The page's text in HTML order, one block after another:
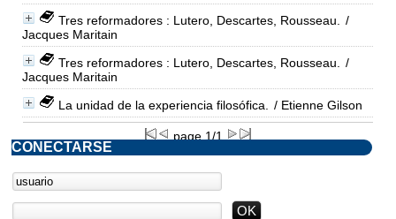
Tres reformadores : Lutero, Descartes, Rousseau.
/
Jacques Maritain
Tres reformadores : Lutero, Descartes, Rousseau.
/
Jacques Maritain
La unidad de la experiencia filosófica.
/ Etienne Gilson
page 1/1
CONECTARSE